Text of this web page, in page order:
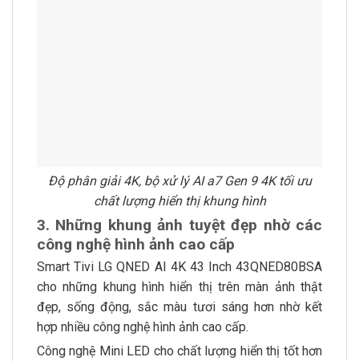
Độ phân giải 4K, bộ xử lý AI a7 Gen 9 4K tối ưu
chất lượng hiển thị khung hình
3. Những khung ảnh tuyệt đẹp nhờ các
công nghệ hình ảnh cao cấp
Smart Tivi LG QNED AI 4K 43 Inch 43QNED80BSA
cho những khung hình hiển thị trên màn ảnh thật
đẹp, sống động, sắc màu tươi sáng hơn nhờ kết
hợp nhiều công nghệ hình ảnh cao cấp.
Công nghệ Mini LED cho chất lượng hiển thị tốt hơn